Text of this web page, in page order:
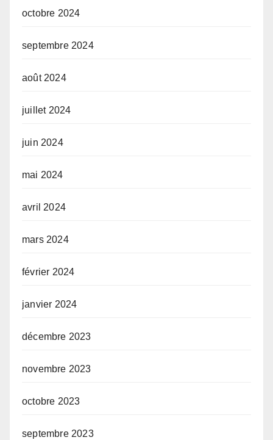
octobre 2024
septembre 2024
août 2024
juillet 2024
juin 2024
mai 2024
avril 2024
mars 2024
février 2024
janvier 2024
décembre 2023
novembre 2023
octobre 2023
septembre 2023